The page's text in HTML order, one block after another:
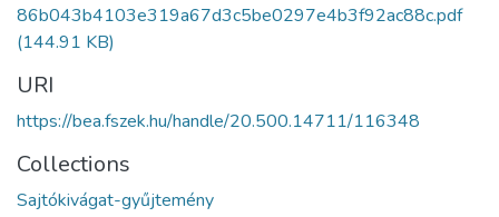
86b043b4103e319a67d3c5be0297e4b3f92ac88c.pdf
(144.91 KB)
URI
https://bea.fszek.hu/handle/20.500.14711/116348
Collections
Sajtókivágat-gyűjtemény